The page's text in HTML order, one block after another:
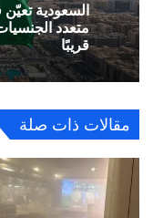
السعودية تعيّن
متعدد
قريبًا
مقالات ذات صلة